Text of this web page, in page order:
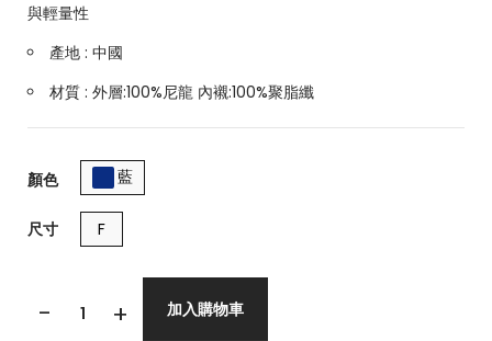
與輕量性
產地 : 中國
材質 : 外層:100%尼龍 內襯:100%聚脂纖
顏色 藍
尺寸 F
- + 加入購物車